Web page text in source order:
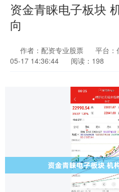
资金青睐电子板块
向
作者：配资专业股票 平台：
05-17 14:36:44
阅读：198